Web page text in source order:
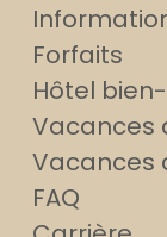
Forfaits
Hôtel
Vacances
Vacances
FAQ